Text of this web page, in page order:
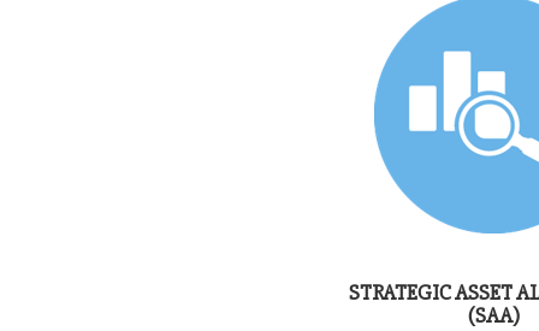
STRATEGIC ASSET
(SAA)